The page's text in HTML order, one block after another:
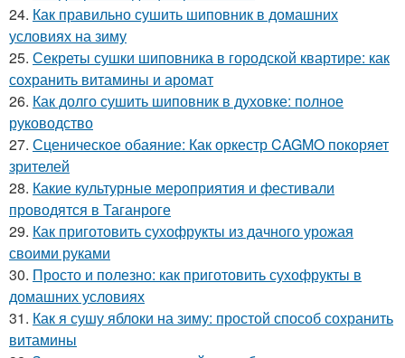
24. Как правильно сушить шиповник в домашних
условиях на зиму
25. Секреты сушки шиповника в городской квартире: как
сохранить витамины и аромат
26. Как долго сушить шиповник в духовке: полное
руководство
27. Сценическое обаяние: Как оркестр CAGMO покоряет
зрителей
28. Какие культурные мероприятия и фестивали
проводятся в Таганроге
29. Как приготовить сухофрукты из дачного урожая
своими руками
30. Просто и полезно: как приготовить сухофрукты в
домашних условиях
31. Как я сушу яблоки на зиму: простой способ сохранить
витамины